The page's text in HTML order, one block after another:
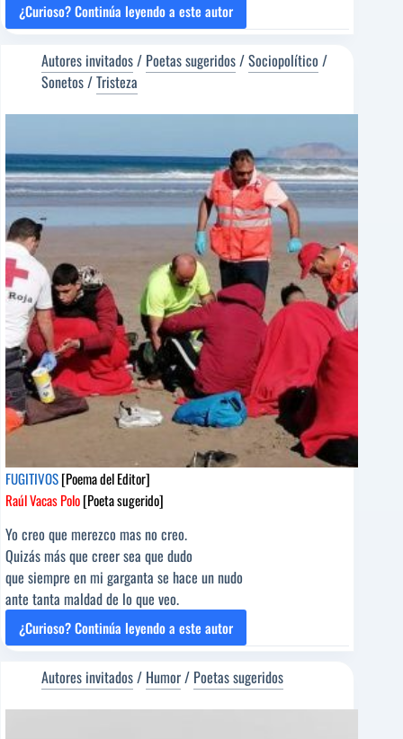
¿Curioso? Continúa leyendo a este autor
DE
Y
MAFIOSOS
[Poema
del
Rei
Berroa
[Poeta
Autores invitados/ Poetas sugeridos/Sociopolítico /
Sonetos/Tristeza
FUGITIVOS[Poema del Editor]
Raúl Vacas Polo[Poeta sugerido]
Yo creo que merezco mas no creo.
Quizás más que creer sea que dudo
que siempre en mi garganta se hace un nudo
ante tanta maldad de lo que veo.
¿Curioso? Continúa leyendo a este autor
FUGITIVOS
del
Editor]
Raúl
Autores invitados/ Humor/ Poetas sugeridos